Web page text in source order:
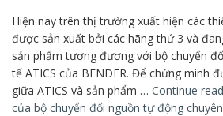
Hiện nay trên thị trường xuất hiện các
được sản xuất bởi các hãng thứ 3 và
sản phẩm tương đương với bộ chuyển
tế ATICS của BENDER. Để chứng minh
giữa ATICS và sản phẩm … Continue
của bộ chuyển đổi nguồn tự động